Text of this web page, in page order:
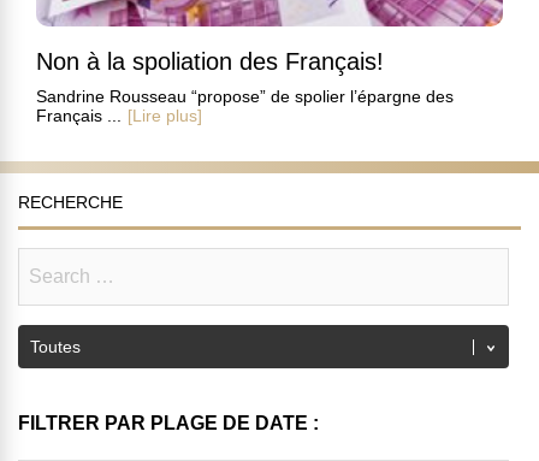
Non à la spoliation des Français!
Sandrine Rousseau “propose” de spolier l’épargne des
Français ... [Lire plus]
RECHERCHE
FILTRER PAR PLAGE DE DATE :